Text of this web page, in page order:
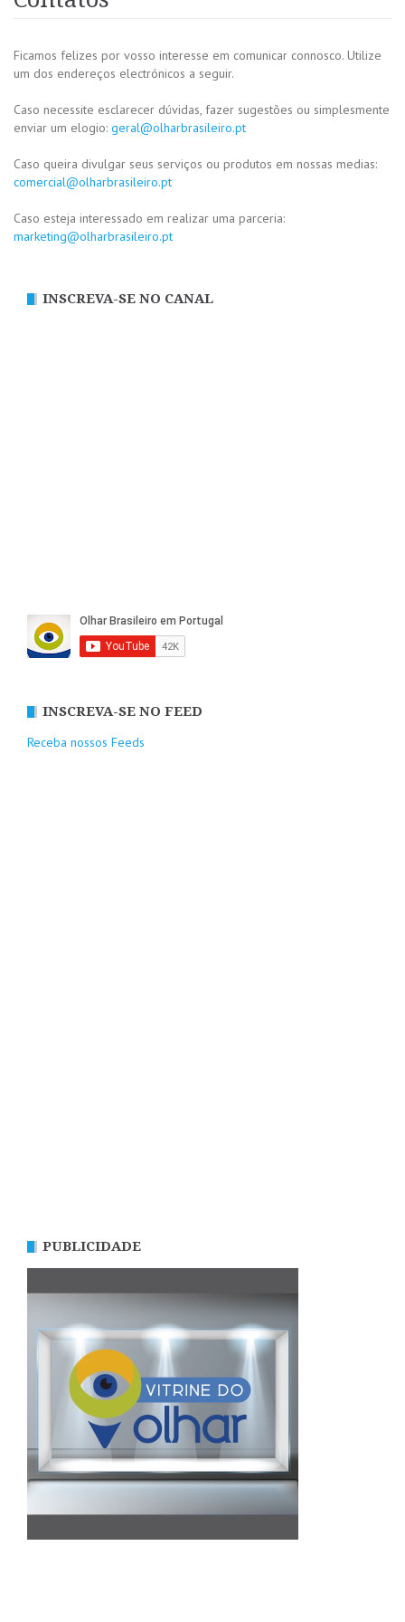
Ficamos felizes por vosso interesse em comunicar connosco. Utilize
um dos endereços electrónicos a seguir.
Caso necessite esclarecer dúvidas, fazer sugestões ou simplesmente
enviar um elogio: geral@olharbrasileiro.pt
Caso queira divulgar seus serviços ou produtos em nossas medias:
comercial@olharbrasileiro.pt
Caso esteja interessado em realizar uma parceria:
marketing@olharbrasileiro.pt
INSCREVA-SE NO CANAL
INSCREVA-SE NO FEED
Receba nossos Feeds
PUBLICIDADE